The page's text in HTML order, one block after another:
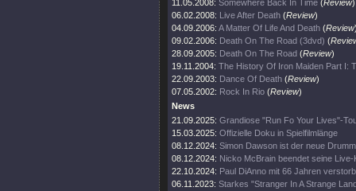
11.05.2008: Somewhere Back In Time (Review)
06.02.2008: Live After Death (Review)
04.09.2006: A Matter Of Life And Death (Review
09.02.2006: Death On The Road (3dvd) (
28.09.2005: Death On The Road (Review)
19.11.2004: The History Of Iron Maiden Part I:
22.09.2003: Dance Of Death (Review)
07.05.2002: Rock In Rio (Review)
News
21.09.2025: Grandiose "Run Fo Your Lives"-
15.03.2025: Offizielle Doku in Spielfilmlänge
08.12.2024: Simon Dawson ist der neue
08.12.2024: Nicko McBrain beendet seine Live-
22.10.2024: Paul DiAnno mit 66 Jahren
06.11.2023: Starkes "Stranger In A Strange